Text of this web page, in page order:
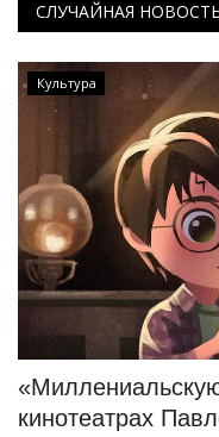
СЛУЧАЙНАЯ
Культура
кинотеатрах